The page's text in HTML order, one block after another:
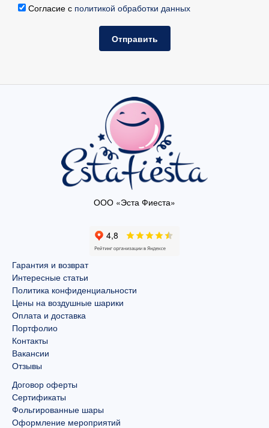
Согласие с политикой обработки данных
Отправить
ООО «Эста Фиеста»
Гарантия и возврат
Интересные статьи
Политика конфиденциальности
Цены на воздушные шарики
Оплата и доставка
Портфолио
Контакты
Вакансии
Отзывы
Договор оферты
Сертификаты
Фольгированные шары
Оформление мероприятий